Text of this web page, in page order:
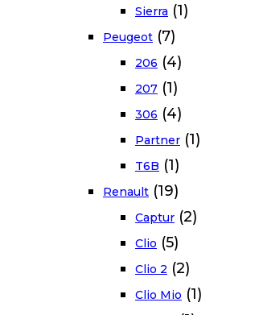
Sierra (1)
Peugeot (7)
206 (4)
207 (1)
306 (4)
Partner (1)
T6B (1)
Renault (19)
Captur (2)
Clio (5)
Clio 2 (2)
Clio Mio (1)